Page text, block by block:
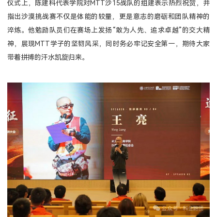
仪式上，陈建科代表学院对MTT沙15战队的组建表示热烈祝贺，并
指出沙漠挑战赛不仅是体能的较量，更是意志的磨砺和团队精神的
淬炼。他勉励队员们在赛场上发扬“敢为人先、追求卓越”的交大精
神，展现MTT学子的坚韧风采，同时务必牢记安全第一，期待大家
带着拼搏的汗水凯旋归来。